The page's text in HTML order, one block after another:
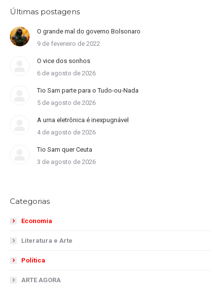
Últimas postagens
O grande mal do governo Bolsonaro
9 de fevereiro de 2022
O vice dos sonhos
6 de agosto de 2026
Tio Sam parte para o Tudo-ou-Nada
5 de agosto de 2026
A urna eletrônica é inexpugnável
4 de agosto de 2026
Tio Sam quer Ceuta
3 de agosto de 2026
Categorias
Economia
Literatura e Arte
Política
ARTE AGORA